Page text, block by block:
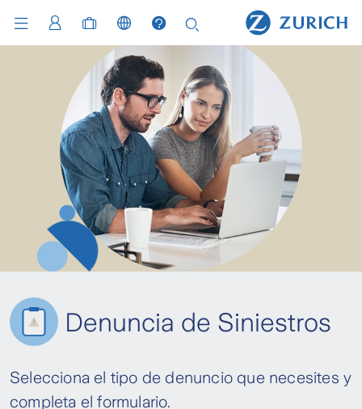
Denuncia de Siniestros
Selecciona el tipo de denuncio que necesites y
completa el formulario.